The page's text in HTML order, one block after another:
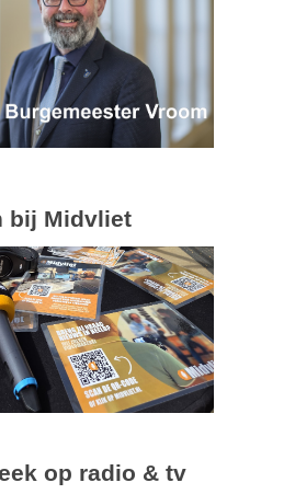
bij Midvliet
op radio & tv